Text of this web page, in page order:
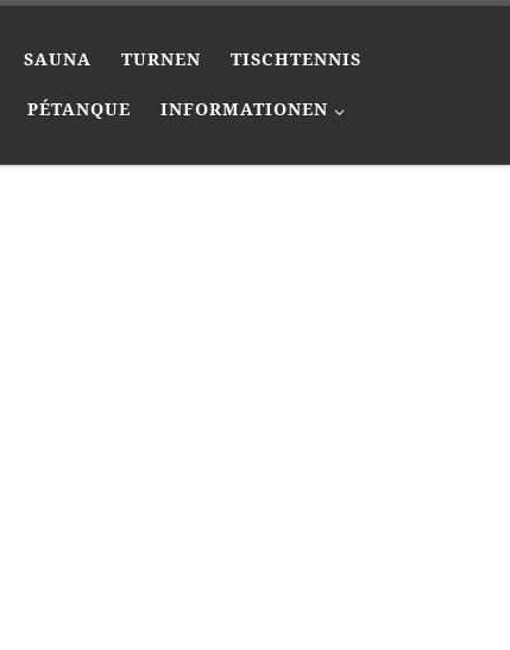
SAUNA TURNEN TISCHTENNIS
PÉTANQUE INFORMATIONEN